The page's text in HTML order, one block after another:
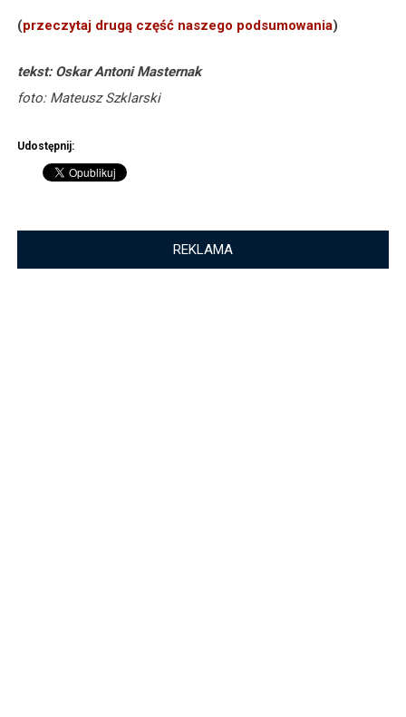
(przeczytaj drugą część naszego podsumowania)
tekst: Oskar Antoni Masternak
foto: Mateusz Szklarski
Udostępnij:
REKLAMA